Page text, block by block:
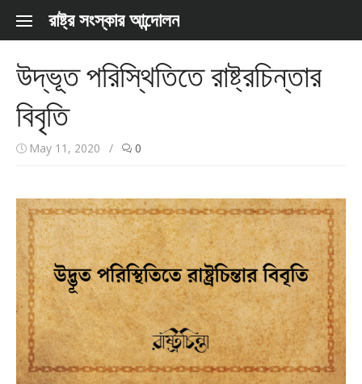
Skip to content
রাষ্ট্র সংস্কার আন্দোলন
উদ্ভূত পরিস্থিতিতে রাষ্ট্রচিন্তার
বিবৃতি
May 11, 2020 / 0